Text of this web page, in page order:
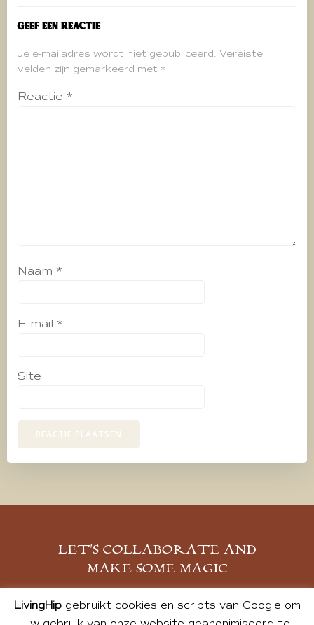
Geef een reactie
Je e-mailadres wordt niet gepubliceerd. Vereiste
velden zijn gemarkeerd met *
Reactie *
Naam *
E-mail *
Site
LET’S COLLABORATE AND
MAKE SOME MAGIC
MELD JE AAN
LivingHipgebruikt cookies en scripts van Google om